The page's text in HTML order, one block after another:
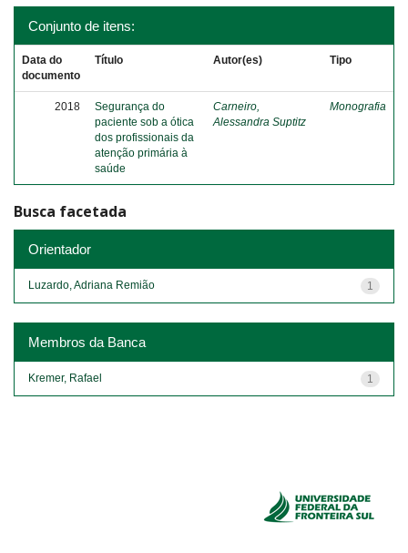
Conjunto de itens:
Data do
documento
Título Autor(es) Tipo
2018
Segurança do
paciente sob a ótica
dos profissionais da
atenção primária à
saúde
Carneiro,
Alessandra Suptitz
Monografia
Busca facetada
Orientador
1
Luzardo, Adriana Remião
Membros da Banca
1
Kremer, Rafael